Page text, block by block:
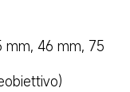
mm, 46 mm, 75